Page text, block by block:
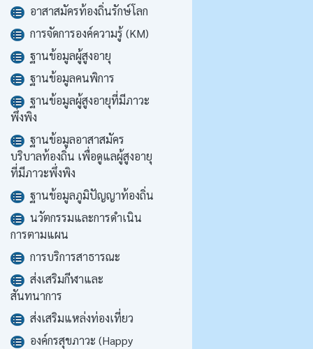
อาสาสมัครท้องถิ่นรักษ์โลก
การจัดการองค์ความรู้ (KM)
ฐานข้อมูลผู้สูงอายุ
ฐานข้อมูลคนพิการ
ฐานข้อมูลผู้สูงอายุที่มีภาวะ
พึ่งพิง
ฐานข้อมูลอาสาสมัคร
บริบาลท้องถิ่น เพื่อดูแลผู้สูงอายุ
ที่มีภาวะพึ่งพิง
ฐานข้อมูลภูมิปัญญาท้องถิ่น
นวัตกรรมและการดำเนิน
การตามแผน
การบริการสาธารณะ
ส่งเสริมกีฬาและ
สันทนาการ
ส่งเสริมแหล่งท่องเที่ยว
องค์กรสุขภาวะ (Happy